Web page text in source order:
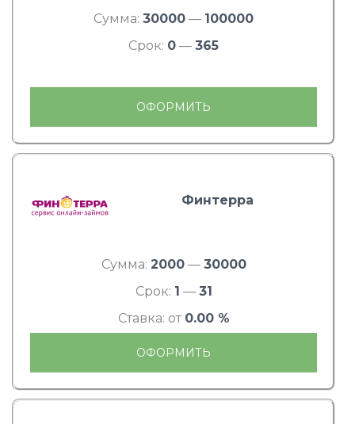
Сумма: 30000 — 100000
Срок: 0 — 365
ОФОРМИТЬ
Финтерра
Сумма: 2000— 30000
Срок: 1 — 31
Ставка: от 0.00 %
ОФОРМИТЬ